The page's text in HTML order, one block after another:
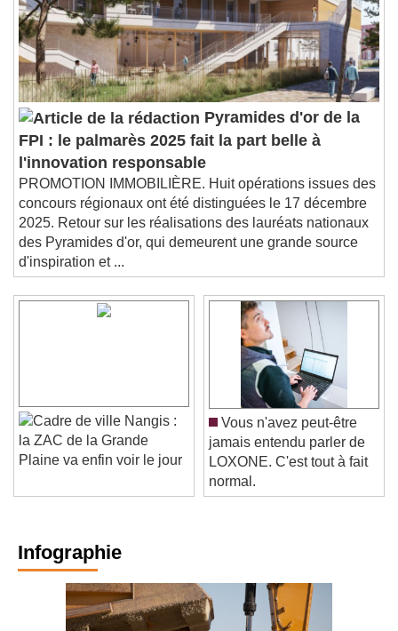
Pyramides d'or de la
FPI : le palmarès 2025 fait la part belle à
l'innovation responsable
PROMOTION IMMOBILIÈRE. Huit opérations issues des
concours régionaux ont été distinguées le 17 décembre
2025. Retour sur les réalisations des lauréats nationaux
des Pyramides d'or, qui demeurent une grande source
d'inspiration et ...
Nangis :
la ZAC de la Grande
Vous n'avez peut-être
jamais entendu parler de
LOXONE. C'est tout à fait
normal.
Infographie